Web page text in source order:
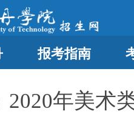
报考指南
2020年美术